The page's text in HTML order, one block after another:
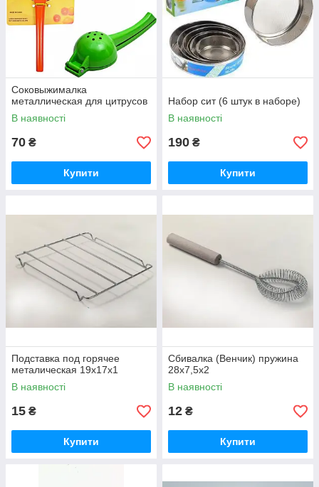
Соковыжималка
металлическая для цитрусов
В наявності
70 ₴
Купити
Набор сит (6 штук в наборе)
В наявності
190 ₴
Купити
Подставка под горячее
металическая 19х17х1
В наявності
15 ₴
Купити
Сбивалка (Венчик) пружина
28х7,5х2
В наявності
12 ₴
Купити